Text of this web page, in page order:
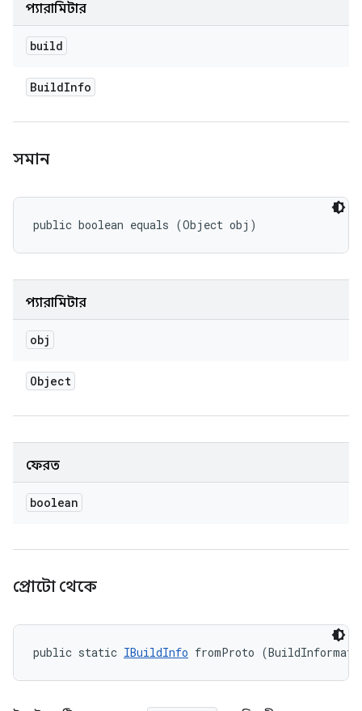
প্যারামিটার
build
BuildInfo
সমান
public boolean equals (Object obj)
প্যারামিটার
obj
Object
ফেরত
boolean
প্রোটো থেকে
public static IBuildInfo fromProto